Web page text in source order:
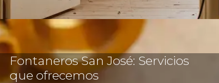
Fontaneros San José: Servicios
que ofrecemos